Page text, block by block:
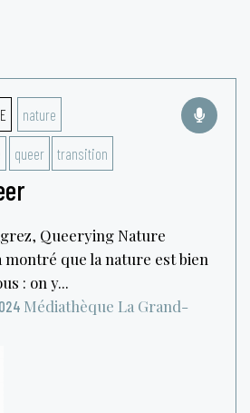
nature
queer transition
Queerying Nature
montré que la nature est bien
: on y...
Médiathèque La Grand-